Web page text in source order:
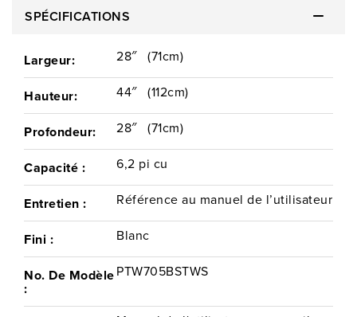
questions afin de déterminer quel
service est parfait pour vous.
Retour
SPÉCIFICATIONS
Largeur: 28″(71cm)
Hauteur: 44″(112cm)
Profondeur: 28″(71cm)
Capacité : 6,2 pi cu
Entretien : Référence au manuel de l’utilisateur
Fini : Blanc
No. De Modèle
:
PTW705BSTWS